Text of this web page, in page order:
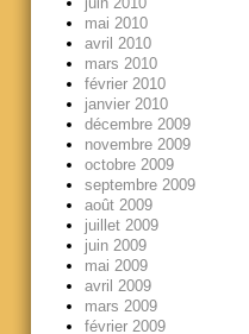
mai 2010
avril 2010
mars 2010
février 2010
janvier 2010
décembre 2009
novembre 2009
octobre 2009
septembre 2009
août 2009
juillet 2009
juin 2009
mai 2009
avril 2009
mars 2009
février 2009